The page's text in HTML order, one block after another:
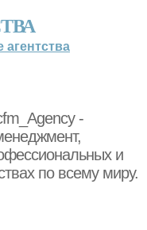
-
и
по всему миру.